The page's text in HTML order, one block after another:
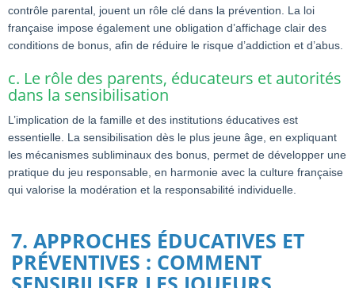
contrôle parental, jouent un rôle clé dans la prévention. La loi
française impose également une obligation d’affichage clair des
conditions de bonus, afin de réduire le risque d’addiction et d’abus.
c. Le rôle des parents, éducateurs et autorités
dans la sensibilisation
L’implication de la famille et des institutions éducatives est
essentielle. La sensibilisation dès le plus jeune âge, en expliquant
les mécanismes subliminaux des bonus, permet de développer une
pratique du jeu responsable, en harmonie avec la culture française
qui valorise la modération et la responsabilité individuelle.
7. APPROCHES ÉDUCATIVES ET
PRÉVENTIVES : COMMENT